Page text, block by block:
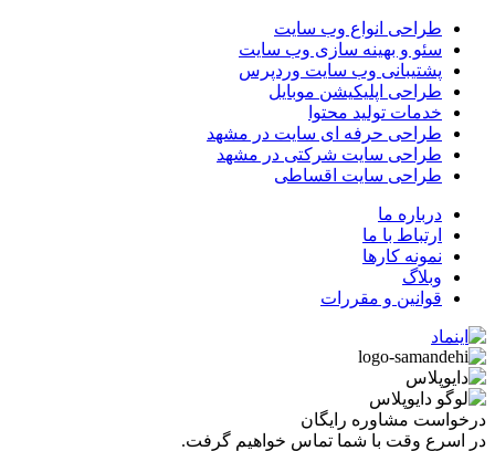
طراحی انواع وب سایت
سئو و بهینه سازی وب سایت
پشتیبانی وب سایت وردپرس
طراحی اپلیکیشن موبایل
خدمات تولید محتوا
طراحی حرفه ای سایت در مشهد
طراحی سایت شرکتی در مشهد
طراحی سایت اقساطی
درباره ما
ارتباط با ما
نمونه کارها
وبلاگ
قوانین و مقررات
درخواست مشاوره رایگان
در اسرع وقت با شما تماس خواهیم گرفت.